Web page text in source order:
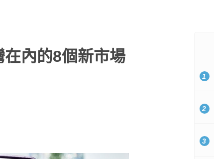
內的8個新市場
1
2
3